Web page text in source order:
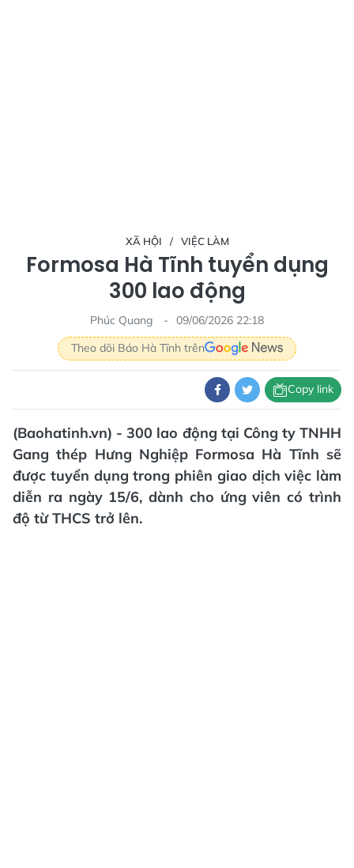
XÃ HỘI VIỆC LÀM
Formosa Hà Tĩnh tuyển dụng
300 lao động
Phúc Quang
09/06/2026 22:18
Theo dõi Báo Hà Tĩnh trên
Copy link
(Baohatinh.vn) - 300 lao động tại Công ty TNHH
Gang thép Hưng Nghiệp Formosa Hà Tĩnh sẽ
được tuyển dụng trong phiên giao dịch việc làm
diễn ra ngày 15/6, dành cho ứng viên có trình
độ từ THCS trở lên.